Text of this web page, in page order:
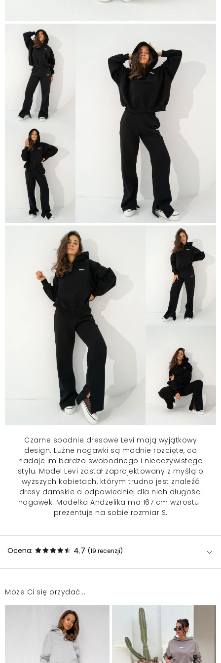
Czarne spodnie dresowe Levi mają wyjątkowy
design. Luźne nogawki są modnie rozcięte, co
nadaje im bardzo swobodnego i nieoczywistego
stylu. Model Levi został zaprojektowany z myślą o
wyższych kobietach, którym trudno jest znaleźć
dresy damskie o odpowiedniej dla nich długości
nogawek. Modelka Andżelika ma 167 cm wzrostu i
prezentuje na sobie rozmiar S.
Ocena: 4.7 (19 recenzji)
Jestem dość wysoka (174 cm) i w końcu mam dresy,
które są naprawdę długie, a nie jak z młodszej
siostry. Polecam dla osób wysokich. Dresy bardzo
ciepłe i milutkie od spodu, zdecydowanie na ciepłe
Magdalena
2026-05-19
Może Ci się przydać...